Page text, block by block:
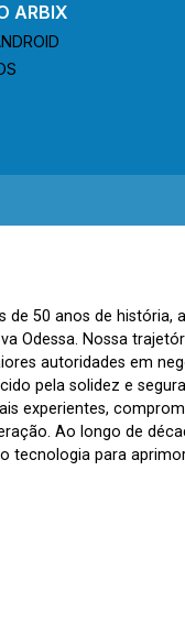
ARBIX
de 50 anos de história,
Odessa. Nossa
autoridades em
pela solidez e
experientes,
Ao longo de
tecnologia para